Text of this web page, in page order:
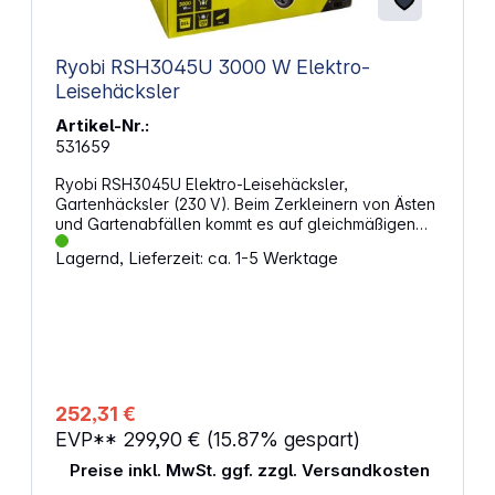
Ryobi RSH3045U 3000 W Elektro-
Leisehäcksler
Artikel-Nr.:
531659
Ryobi RSH3045U Elektro-Leisehäcksler,
Gartenhäcksler (230 V). Beim Zerkleinern von Ästen
und Gartenabfällen kommt es auf gleichmäßigen
Einzug, saubere Schnitte und eine kontrollierte
Arbeitsweise an. Ein leistungsstarker Elektroantrieb
deutlich ruhiger als klassische Messersysteme. Der
automatische Selbsteinzug übernimmt das
Nachführen des Materials und reduziert den
Kraftaufwand. Das hilft dir, auch längere Einsätze
konzentriert durchzuführen. Stabile Bauweise und
Lagernd, Lieferzeit: ca. 1-5 Werktage
252,31 €
EVP** 299,90 € (15.87% gespart)
Preise inkl. MwSt. ggf. zzgl. Versandkosten